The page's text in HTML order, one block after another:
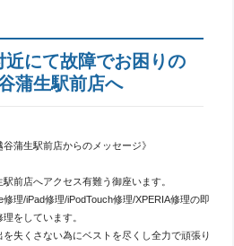
にて故障でお困りの
蒲生駅前店へ
谷蒲生駅前店からのメッセージ》
前店へアクセス有難う御座います。
理/iPad修理/iPodTouch修理/XPERIA修理の即
理をしています。
失くさない為にベストを尽くし全力で頑張り